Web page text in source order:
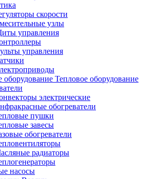
скорости
узлы
управления
управления
Тепловое оборудование
электрические
обогреватели
пушки
завесы
обогреватели
радиаторы
насосы